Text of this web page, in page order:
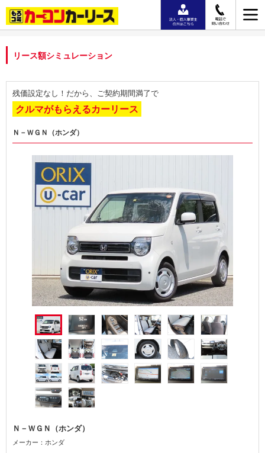
リース額シミュレーション
残価設定なし！だから、ご契約期間満了で
クルマがもらえるカーリース
Ｎ－ＷＧＮ（ホンダ）
Ｎ－ＷＧＮ（ホンダ）
メーカー：ホンダ